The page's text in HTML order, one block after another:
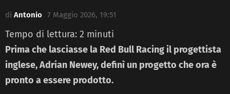
di Antonio 7 Maggio 2026, 19:51
Tempo di lettura: 2 minuti
Prima che lasciasse la Red Bull Racing il progettista
inglese, Adrian Newey, definì un progetto che ora è
pronto a essere prodotto.